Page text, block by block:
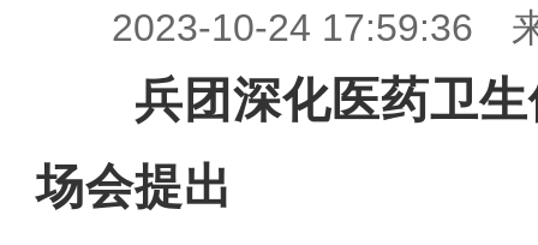
2023-10-24 17:59:36
兵团深化医药卫生
场会提出